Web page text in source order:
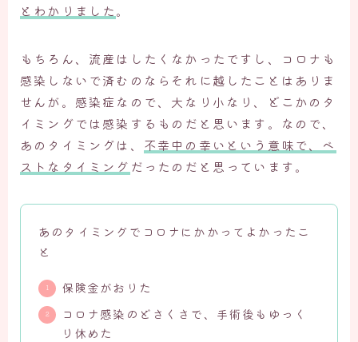
とわかりました。
もちろん、流産はしたくなかったですし、コロナも
感染しないで済むのならそれに越したことはありま
せんが。感染症なので、大なり小なり、どこかのタ
イミングでは感染するものだと思います。なので、
あのタイミングは、 不幸中の幸いという意味で、ベ
ストなタイミング だったのだと思っています。
あのタイミングでコロナにかかってよかったこ
と
保険金がおりた
コロナ感染のどさくさで、手術後もゆっく
り休めた